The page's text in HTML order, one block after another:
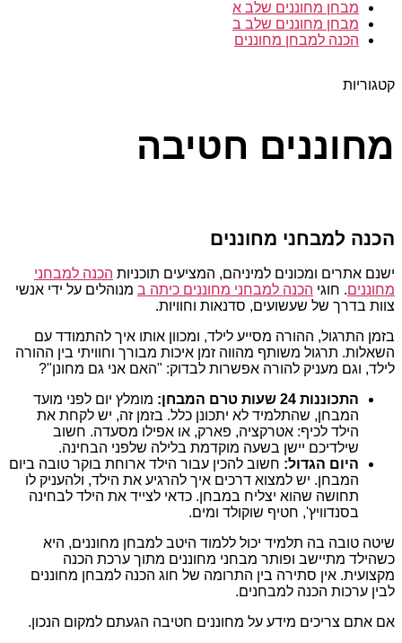
מבחן מחוננים שלב א
מבחן מחוננים שלב ב
הכנה למבחן מחוננים
קטגוריות
מחוננים חטיבה
הכנה למבחני מחוננים
ישנם אתרים ומכונים למיניהם, המציעים תוכניות הכנה למבחני
מחוננים. חוגי הכנה למבחני מחוננים כיתה ב מנוהלים על ידי אנשי
צוות בדרך של שעשועים, סדנאות וחוויות.
בזמן התרגול, ההורה מסייע לילד, ומכוון אותו איך להתמודד עם
השאלות. תרגול משותף מהווה זמן איכות מבורך וחוויתי בין ההורה
לילד, וגם מעניק להורה אפשרות לבדוק: "האם אני גם מחונן"?
התכוננות 24 שעות טרם המבחן:
מומלץ יום לפני מועד
המבחן, שהתלמיד לא יתכונן כלל. בזמן זה, יש לקחת את
הילד לכיף: אטרקציה, פארק, או אפילו מסעדה. חשוב
שילדיכם יישן בשעה מוקדמת בלילה שלפני הבחינה.
היום הגדול: חשוב להכין עבור הילד ארוחת בוקר טובה ביום
המבחן. יש למצוא דרכים איך להרגיע את הילד, ולהעניק לו
תחושה שהוא יצליח במבחן. כדאי לצייד את הילד לבחינה
בסנדוויץ', חטיף שוקולד ומים.
שיטה טובה בה תלמיד יכול ללמוד היטב למבחן מחוננים, היא
כשהילד מתיישב ופותר מבחני מחוננים מתוך ערכת הכנה
מקצועית. אין סתירה בין התרומה של חוג הכנה למבחן מחוננים
לבין ערכות הכנה למבחנים.
אם אתם צריכים מידע על מחוננים חטיבה הגעתם למקום הנכון.